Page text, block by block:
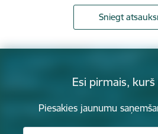
Sniegt
Esi pirmais, kurš
Piesakies jaunumu